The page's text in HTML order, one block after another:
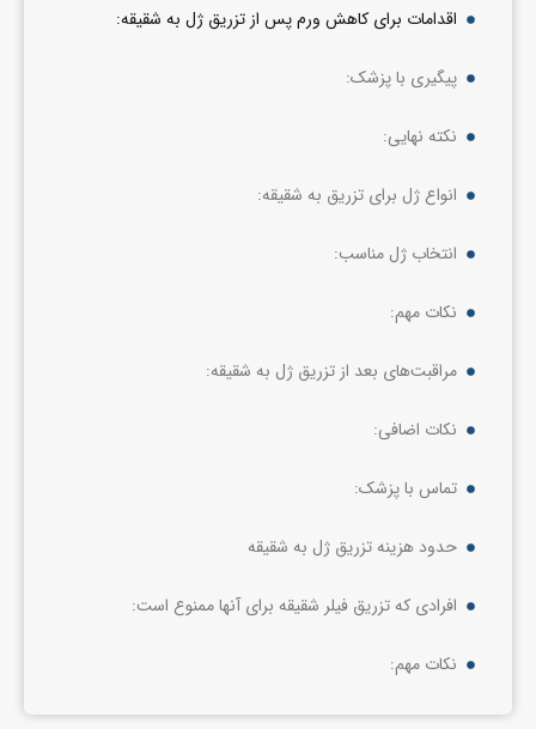
اقدامات برای کاهش ورم پس از تزریق ژل به شقیقه:
پیگیری با پزشک:
نکته نهایی:
انواع ژل برای تزریق به شقیقه:
انتخاب ژل مناسب:
نکات مهم:
مراقبت‌های بعد از تزریق ژل به شقیقه:
نکات اضافی:
تماس با پزشک:
حدود هزینه تزریق ژل به شقیقه
افرادی که تزریق فیلر شقیقه برای آنها ممنوع است:
نکات مهم: